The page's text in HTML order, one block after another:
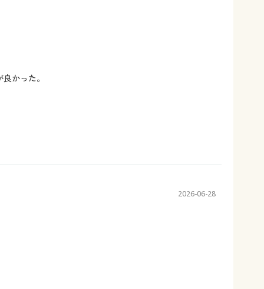
かった。
2026-06-28